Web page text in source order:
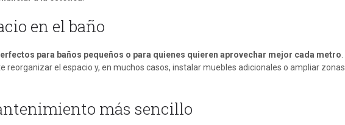
en el baño
para baños pequeños o para quienes quieren aprovechar mejor cada metro
reorganizar el espacio y, en muchos casos, instalar muebles adicionales o ampliar zonas
más sencillo